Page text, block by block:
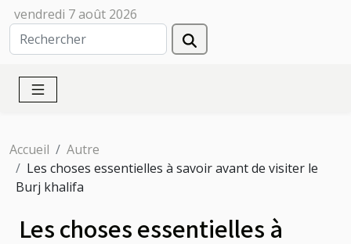
vendredi 7 août 2026
Accueil
Autre
Les choses essentielles à savoir avant de visiter le
Burj khalifa
Les choses essentielles à